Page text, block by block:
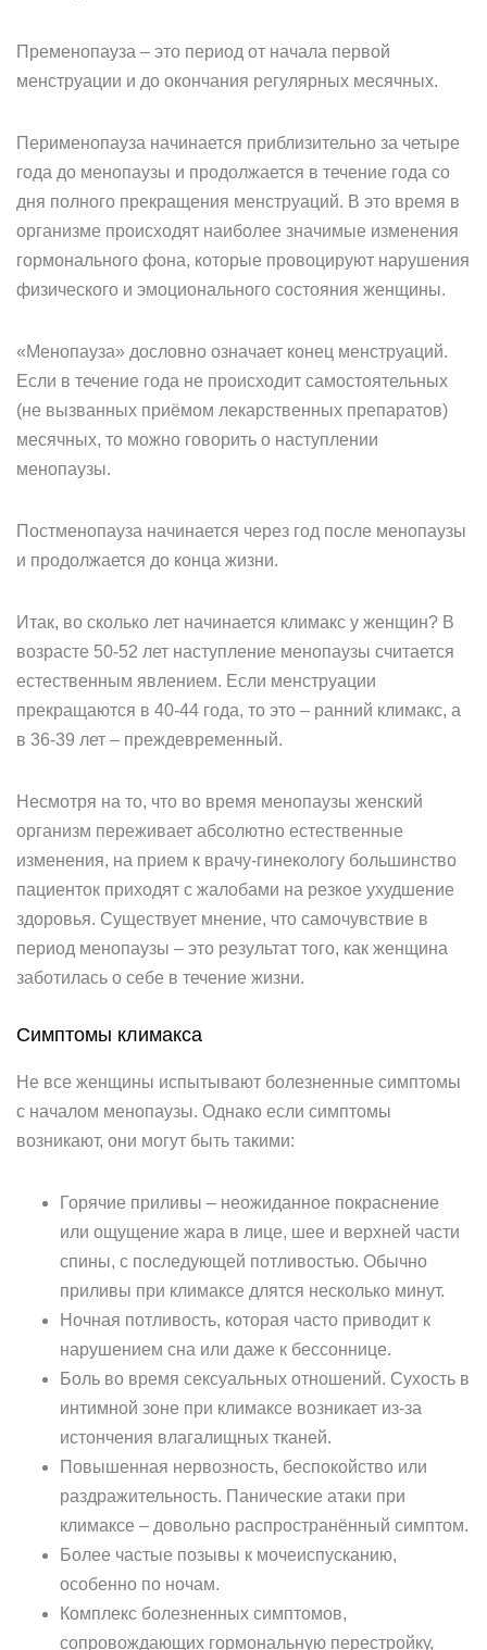
Пременопауза – это период от начала первой
менструации и до окончания регулярных месячных.
Перименопауза начинается приблизительно за четыре
года до менопаузы и продолжается в течение года со
дня полного прекращения менструаций. В это время в
организме происходят наиболее значимые изменения
гормонального фона, которые провоцируют нарушения
физического и эмоционального состояния женщины.
«Менопауза» дословно означает конец менструаций.
Если в течение года не происходит самостоятельных
(не вызванных приёмом лекарственных препаратов)
месячных, то можно говорить о наступлении
менопаузы.
Постменопауза начинается через год после менопаузы
и продолжается до конца жизни.
Итак, во сколько лет начинается климакс у женщин? В
возрасте 50-52 лет наступление менопаузы считается
естественным явлением. Если менструации
прекращаются в 40-44 года, то это – ранний климакс, а
в 36-39 лет – преждевременный.
Несмотря на то, что во время менопаузы женский
организм переживает абсолютно естественные
изменения, на прием к врачу-гинекологу большинство
пациенток приходят с жалобами на резкое ухудшение
здоровья. Существует мнение, что самочувствие в
период менопаузы – это результат того, как женщина
заботилась о себе в течение жизни.
Симптомы климакса
Не все женщины испытывают болезненные симптомы
с началом менопаузы. Однако если симптомы
возникают, они могут быть такими:
Горячие приливы – неожиданное покраснение
или ощущение жара в лице, шее и верхней части
спины, с последующей потливостью. Обычно
приливы при климаксе длятся несколько минут.
Ночная потливость, которая часто приводит к
нарушением сна или даже к бессоннице.
Боль во время сексуальных отношений. Сухость в
интимной зоне при климаксе возникает из-за
истончения влагалищных тканей.
Повышенная нервозность, беспокойство или
раздражительность. Панические атаки при
климаксе – довольно распространённый симптом.
Более частые позывы к мочеиспусканию,
особенно по ночам.
Комплекс болезненных симптомов,
сопровождающих гормональную перестройку,